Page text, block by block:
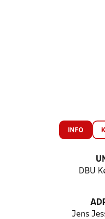
INFO
DBU
Jens